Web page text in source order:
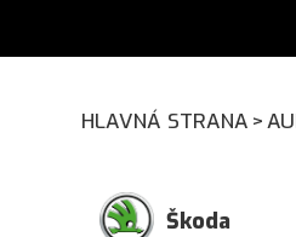
HLAVNÁ STRANA >
Škoda